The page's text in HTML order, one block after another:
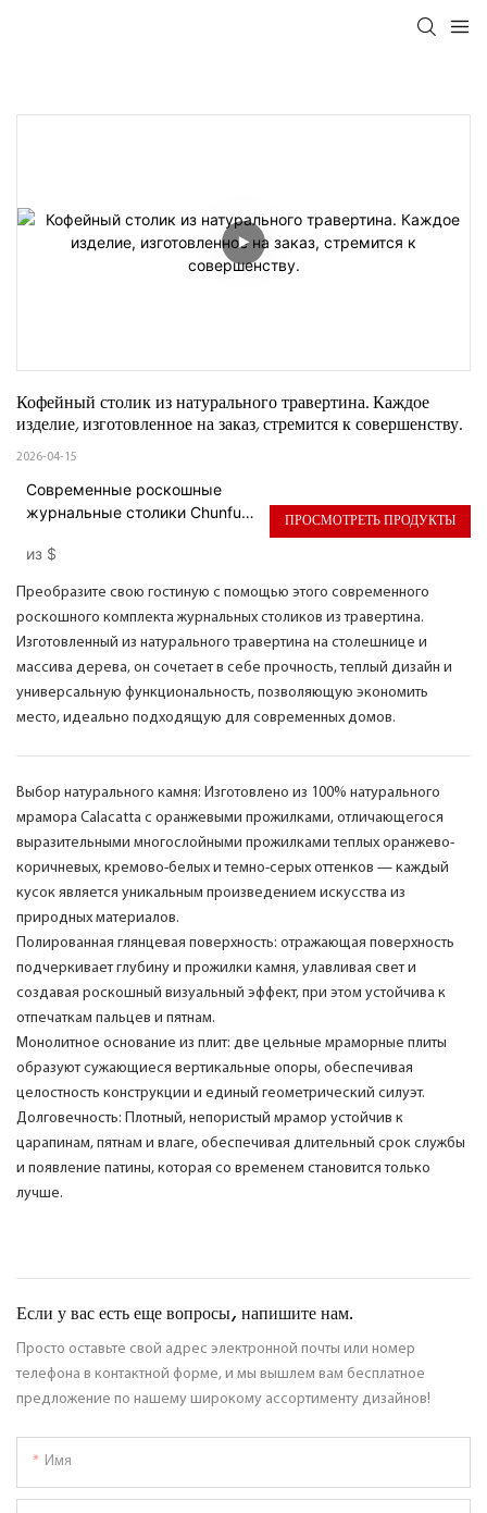
Кофейный столик из натурального травертина. Каждое
изделие, изготовленное на заказ, стремится к совершенству.
2026-04-15
Современные роскошные
журнальные столики Chunfu
дерева, компактный дизайн,
идеально подходящие для
гостиной.
из $
ПРОСМОТРЕТЬ ПРОДУКТЫ
Преобразите свою гостиную с помощью этого современного
роскошного комплекта журнальных столиков из травертина.
Изготовленный из натурального травертина на столешнице и
массива дерева, он сочетает в себе прочность, теплый дизайн и
универсальную функциональность, позволяющую экономить
место, идеально подходящую для современных домов.
Выбор натурального камня: Изготовлено из 100% натурального
мрамора Calacatta с оранжевыми прожилками, отличающегося
выразительными многослойными прожилками теплых оранжево-
коричневых, кремово-белых и темно-серых оттенков — каждый
кусок является уникальным произведением искусства из
природных материалов.
Полированная глянцевая поверхность: отражающая поверхность
подчеркивает глубину и прожилки камня, улавливая свет и
создавая роскошный визуальный эффект, при этом устойчива к
отпечаткам пальцев и пятнам.
Монолитное основание из плит: две цельные мраморные плиты
образуют сужающиеся вертикальные опоры, обеспечивая
целостность конструкции и единый геометрический силуэт.
Долговечность: Плотный, непористый мрамор устойчив к
царапинам, пятнам и влаге, обеспечивая длительный срок службы
и появление патины, которая со временем становится только
лучше.
Если у вас есть еще вопросы, напишите нам.
Просто оставьте свой адрес электронной почты или номер
телефона в контактной форме, и мы вышлем вам бесплатное
предложение по нашему широкому ассортименту дизайнов!
Имя